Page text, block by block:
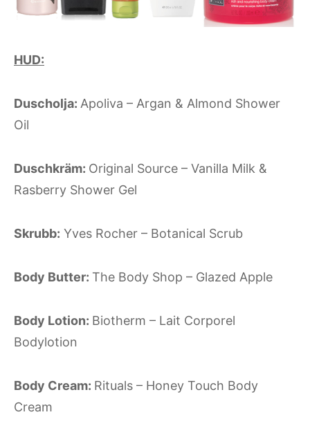
HUD:
Duscholja: Apoliva – Argan & Almond Shower
Oil
Duschkräm: Original Source – Vanilla Milk &
Rasberry Shower Gel
Skrubb: Yves Rocher – Botanical Scrub
Body Butter: The Body Shop – Glazed Apple
Body Lotion: Biotherm – Lait Corporel
Bodylotion
Body Cream: Rituals – Honey Touch Body
Cream